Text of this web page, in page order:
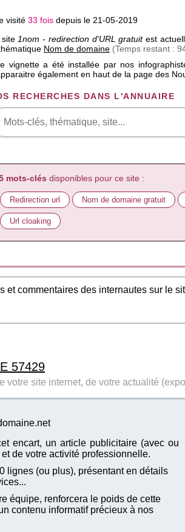
visité 33 fois depuis le 21-05-2019
site 1nom - redirection d'URL gratuitest
Nom de domaine (Temps restant :
vignette a été installée par nos
également en haut de la page des
RECHERCHES DANS L'ANNUAIRE
mots-clés disponibles pour ce site :
Redirection url Nom de domaine gratuit
Url cloaking
et commentaires des internautes sur le
57429
votre site internet, de votre actualité
encart, un article publicitaire (avec ou
de votre activité professionnelle.
lignes (ou plus), présentant en détails
équipe, renforcera le poids de cette
contenu informatif précieux à nos